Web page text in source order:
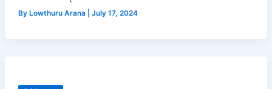
By Lowthuru Arana July 17, 2024